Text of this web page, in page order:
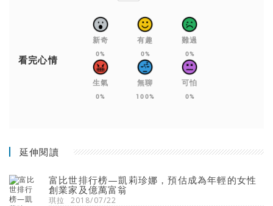
看完心情
新奇
0%
有趣
0%
難過
0%
生氣
0%
無聊
100%
可怕
0%
延伸閱讀
富比世排行榜—凱莉珍娜，預估成為年輕的女性
創業家及億萬富翁
琪拉 2018/07/22